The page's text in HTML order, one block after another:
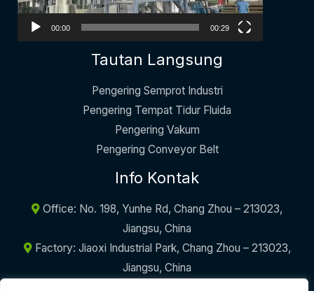
00:00 00:29
Tautan Langsung
Pengering Semprot Industri
Pengering Tempat Tidur Fluida
Pengering Vakum
Pengering Conveyor Belt
Info Kontak
Office: No. 198, Yunhe Rd, Chang Zhou – 213023,
Jiangsu, China
Factory: Jiaoxi Industrial Park, Chang Zhou – 213023,
Jiangsu, China